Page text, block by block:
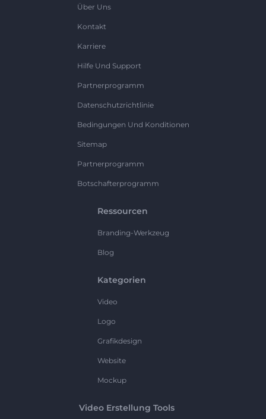
Über Uns
Kontakt
Karriere
Hilfe Und Support
Partnerprogramm
Datenschutzrichtlinie
Bedingungen Und Konditionen
Sitemap
Partnerprogramm
Botschafterprogramm
Ressourcen
Branding-Werkzeug
Blog
Kategorien
Video
Logo
Grafikdesign
Website
Mockup
Video Erstellung Tools